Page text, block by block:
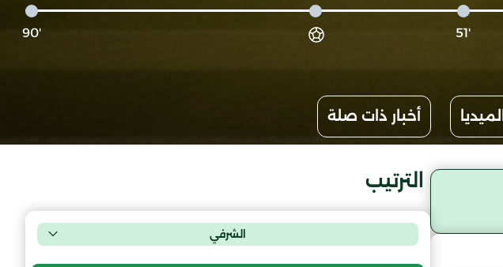
'51
'90
الميديا أخبار ذات صلة
الترتيب
الشرفي